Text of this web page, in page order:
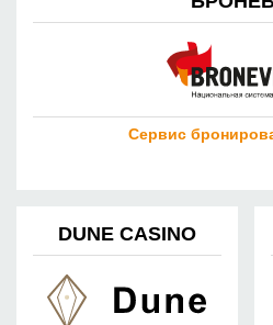
Сервис
DUNE CASINO